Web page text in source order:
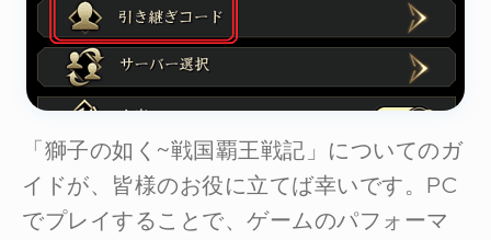
「獅子の如く~戦国覇王戦記」についてのガ
イドが、皆様のお役に立てば幸いです。PC
でプレイすることで、ゲームのパフォーマ